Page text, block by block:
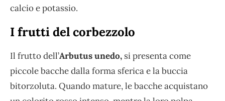
calcio e potassio.
I frutti del corbezzolo
Il frutto dell’Arbutus unedo, si presenta come
piccole bacche dalla forma sferica e la buccia
bitorzoluta. Quando mature, le bacche acquistano